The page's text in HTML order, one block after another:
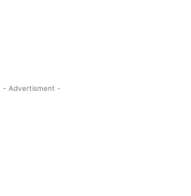
- Advertisment -